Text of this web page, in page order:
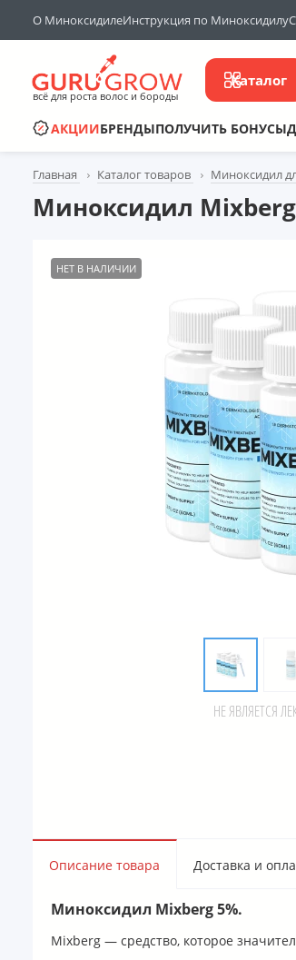
О МиноксидилеИнструкция по Миноксидилу
всё для роста волос и бороды
Каталог
АКЦИИБРЕНДЫПОЛУЧИТЬ БОНУСЫ
Главная Каталог товаров Миноксидил
Миноксидил
НЕТ В НАЛИЧИИ
НЕ ЯВЛЯЕТСЯ
Описание товара Доставка и
Миноксидил Mixberg 5%.
Mixberg — средство, которое